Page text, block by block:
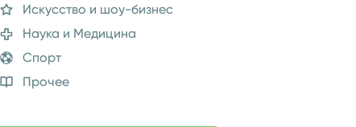
Искусство и шоу-бизнес
Наука и Медицина
Спорт
Прочее